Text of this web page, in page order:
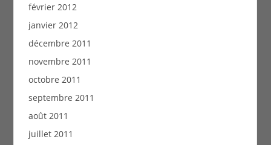
février 2012
janvier 2012
décembre 2011
novembre 2011
octobre 2011
septembre 2011
août 2011
juillet 2011